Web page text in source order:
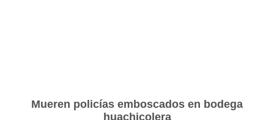
Mueren policías emboscados en bodega
huachicolera